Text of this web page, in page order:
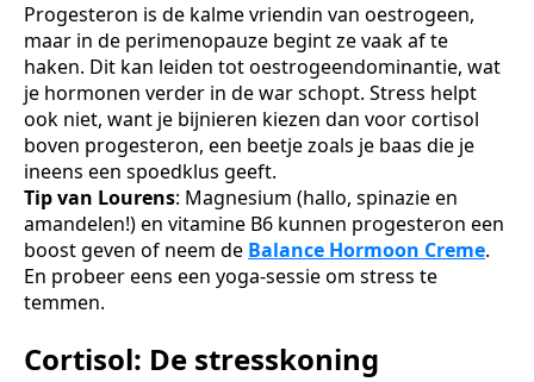
Progesteron is de kalme vriendin van oestrogeen,
maar in de perimenopauze begint ze vaak af te
haken. Dit kan leiden tot oestrogeendominantie, wat
je hormonen verder in de war schopt. Stress helpt
ook niet, want je bijnieren kiezen dan voor cortisol
boven progesteron, een beetje zoals je baas die je
ineens een spoedklus geeft.
Tip van Lourens: Magnesium (hallo, spinazie en
amandelen!) en vitamine B6 kunnen progesteron een
boost geven of neem de Balance Hormoon Creme.
En probeer eens een yoga-sessie om stress te
temmen.
Cortisol: De stresskoning